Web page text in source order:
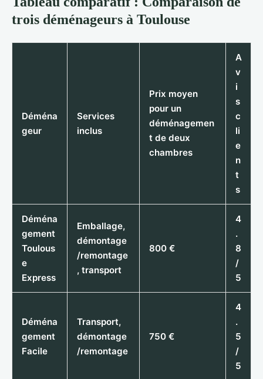
trois déménageurs à Toulouse
Déména
geur
Services
inclus
Prix moyen
pour un
déménagemen
t de deux
chambres
A
v
i
s
c
li
e
n
t
s
Déména
gement
Toulous
e
Express
Emballage,
démontage
/remontage
, transport
800 €
4
.
8
/
5
Déména
gement
Facile
Transport,
démontage
/remontage
750 €
4
.
5
/
5